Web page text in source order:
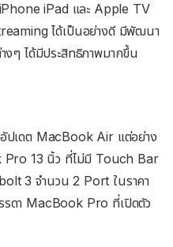
iPhone iPad และ Apple TV
ได้เป็นอย่างดี มีพัฒนา
งๆ ได้มีประสิทธิภาพมากขึ้น
ปเดต MacBook Air แต่อย่าง
Pro 13 นิ้ว ที่ไม่มี Touch Bar
3 จำนวน 2 Port ในราคา
ดา MacBook Pro ที่เปิดตัว